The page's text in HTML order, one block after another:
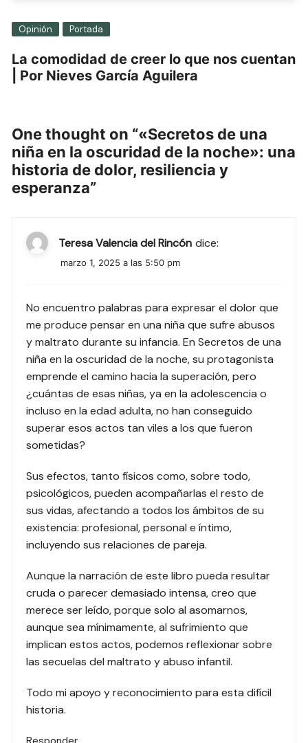
Opinión Portada
La comodidad de creer lo que nos cuentan
| Por Nieves García Aguilera
One thought on “«Secretos de una
niña en la oscuridad de la noche»: una
historia de dolor, resiliencia y
esperanza”
Teresa Valencia del Rincón dice:
marzo 1, 2025 a las 5:50 pm
No encuentro palabras para expresar el dolor que
me produce pensar en una niña que sufre abusos
y maltrato durante su infancia. En Secretos de una
niña en la oscuridad de la noche, su protagonista
emprende el camino hacia la superación, pero
¿cuántas de esas niñas, ya en la adolescencia o
incluso en la edad adulta, no han conseguido
superar esos actos tan viles a los que fueron
sometidas?
Sus efectos, tanto físicos como, sobre todo,
psicológicos, pueden acompañarlas el resto de
sus vidas, afectando a todos los ámbitos de su
existencia: profesional, personal e íntimo,
incluyendo sus relaciones de pareja.
Aunque la narración de este libro pueda resultar
cruda o parecer demasiado intensa, creo que
merece ser leído, porque solo al asomarnos,
aunque sea mínimamente, al sufrimiento que
implican estos actos, podemos reflexionar sobre
las secuelas del maltrato y abuso infantil.
Todo mi apoyo y reconocimiento para esta difícil
historia.